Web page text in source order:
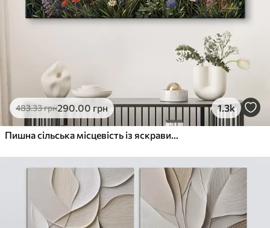
483.33грн290.00 грн 1.3k
Пишна сільська місцевість із яскравим лугом диких квітів, наповненим різнокольоровими квітами під хмарним небом